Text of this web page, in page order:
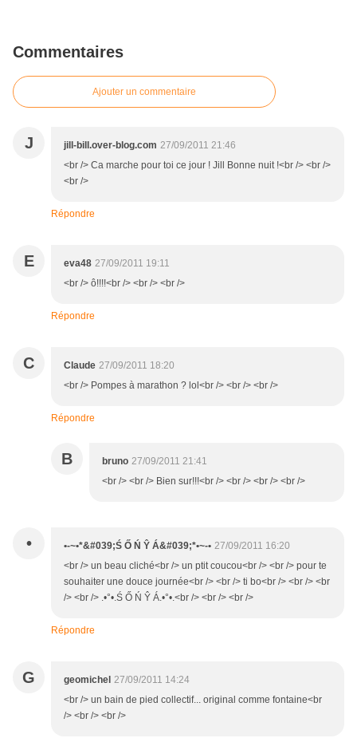
Commentaires
Ajouter un commentaire
J jill-bill.over-blog.com 27/09/2011 21:46
<br /> Ca marche pour toi ce jour ! Jill Bonne nuit !<br /> <br />
<br />
Répondre
E eva48 27/09/2011 19:11
<br /> ô!!!!<br /> <br /> <br />
Répondre
C Claude 27/09/2011 18:20
<br /> Pompes à marathon ? lol<br /> <br /> <br />
Répondre
B bruno 27/09/2011 21:41
<br /> <br /> Bien sur!!!<br /> <br /> <br /> <br />
• •-~•*&#039;Ś Ő Ń Ŷ Á&#039;*•~-• 27/09/2011 16:20
<br /> un beau cliché<br /> un ptit coucou<br /> <br /> pour te
souhaiter une douce journée<br /> <br /> ti bo<br /> <br /> <br
/> <br /> .•°•.Ś Ő Ń Ŷ Á.•°•.<br /> <br /> <br />
Répondre
G geomichel 27/09/2011 14:24
<br /> un bain de pied collectif... original comme fontaine<br
/> <br /> <br />